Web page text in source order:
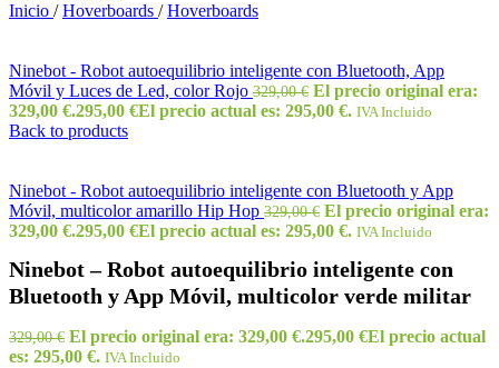
Inicio / Hoverboards / Hoverboards
Ninebot - Robot autoequilibrio inteligente con Bluetooth, App
Móvil y Luces de Led, color Rojo 329,00€ El precio original era:
329,00 €.295,00 €El precio actual es: 295,00 €. IVA Incluido
Back to products
Ninebot - Robot autoequilibrio inteligente con Bluetooth y App
Móvil, multicolor amarillo Hip Hop 329,00€ El precio original era:
329,00 €.295,00 €El precio actual es: 295,00 €. IVA Incluido
Ninebot – Robot autoequilibrio inteligente con
Bluetooth y App Móvil, multicolor verde militar
329,00€ El precio original era: 329,00 €.295,00 €El precio actual
es: 295,00 €. IVA Incluido